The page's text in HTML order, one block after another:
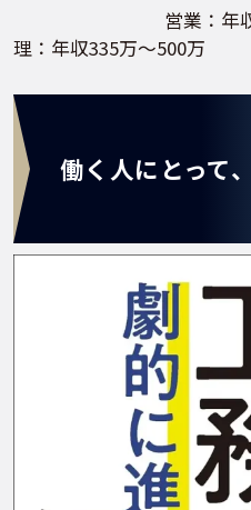
営業：年収300
理：年収335万～500万
働く人にとって